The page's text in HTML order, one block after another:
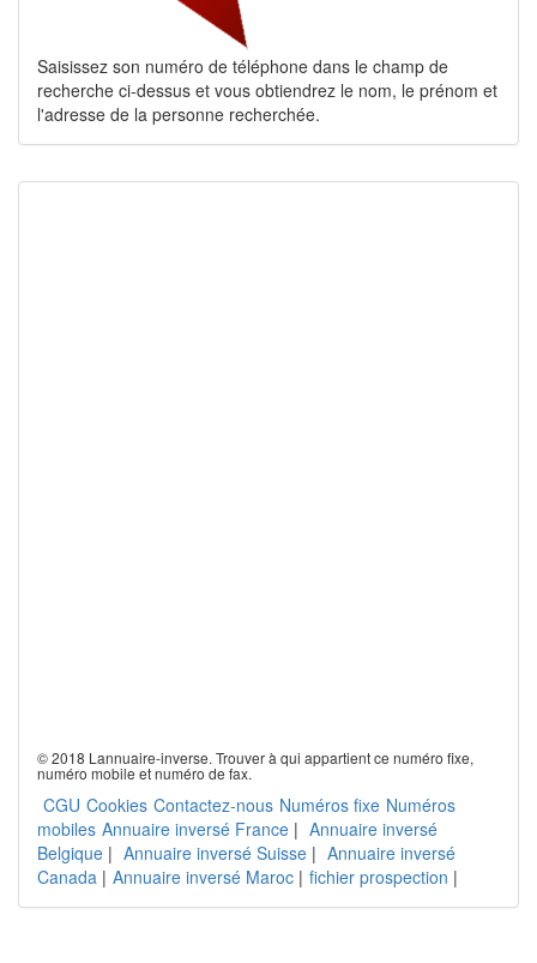
Saisissez son numéro de téléphone dans le champ de
recherche ci-dessus et vous obtiendrez le nom, le prénom et
l'adresse de la personne recherchée.
© 2018 Lannuaire-inverse. Trouver à qui appartient ce numéro fixe,
numéro mobile et numéro de fax.
CGU Cookies Contactez-nous Numéros fixe Numéros
mobiles Annuaire inversé France | Annuaire inversé
Belgique | Annuaire inversé Suisse | Annuaire inversé
Canada | Annuaire inversé Maroc | fichier prospection |